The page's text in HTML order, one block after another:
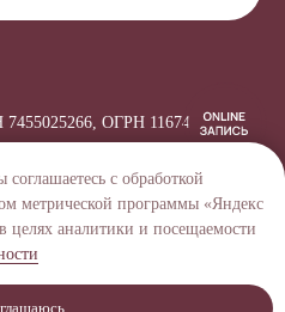
с обработкой
метрической программы «Яндекс
аналитики и посещаемости
ОГРН 1167456064170